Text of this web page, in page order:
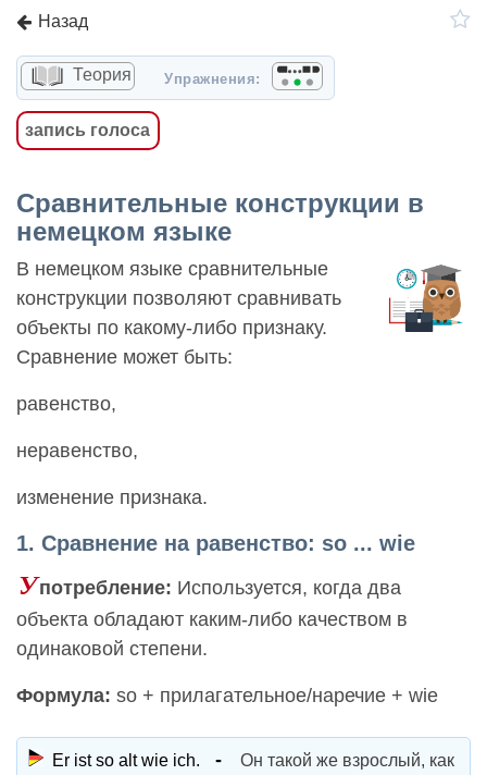
Назад
Теория Упражнения:
запись голоса
Сравнительные конструкции в
немецком языке
В немецком языке сравнительные
конструкции позволяют сравнивать
объекты по какому-либо признаку.
Сравнение может быть:
равенство,
неравенство,
изменение признака.
1. Сравнение на равенство: so ... wie
Употребление: Используется, когда два
объекта обладают каким-либо качеством в
одинаковой степени.
Формула: so + прилагательное/наречие + wie
Er ist so alt wie ich.
Он такой же взрослый, как